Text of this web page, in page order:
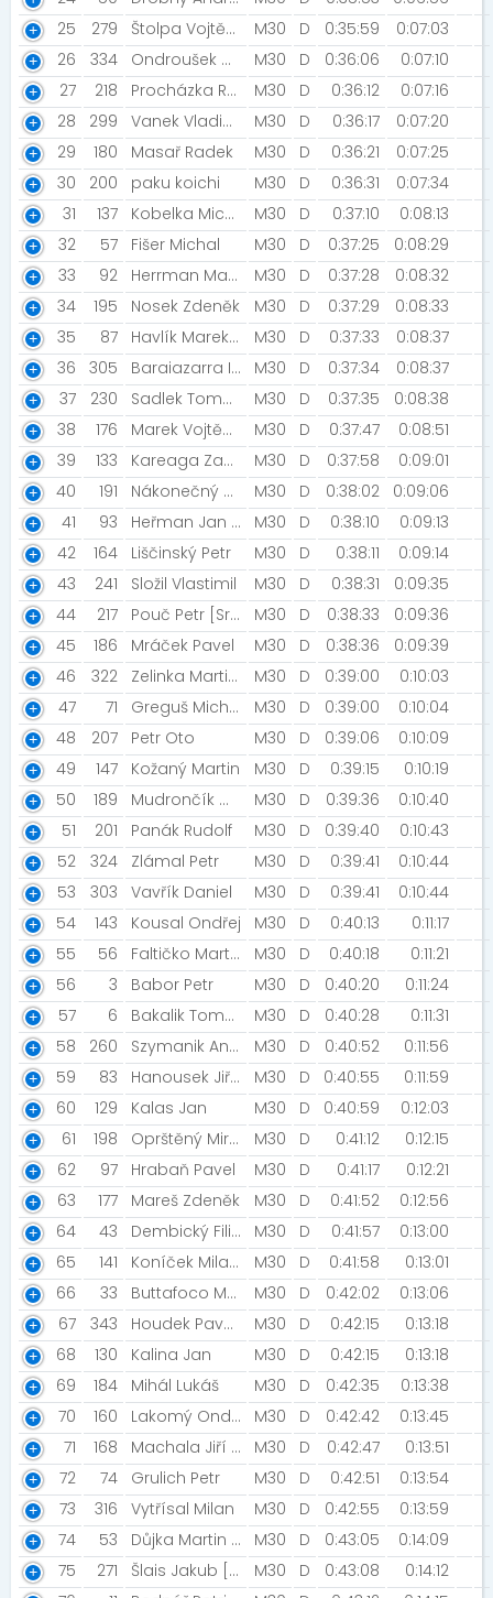
25
279 Štolpa Vojtěch [SRTG Olomouc] M30 D 0:35:59
0:07:03
26
334 Ondroušek Martin [Predator Workout Brno] M30 D 0:36:06
0:07:10
27
218 Procházka Roman M30 D 0:36:12
0:07:16
28
299 Vanek Vladimir [NN2019] M30 D 0:36:17
0:07:20
29
180 Masař Radek M30 D 0:36:21
0:07:25
30
200 paku koichi M30 D 0:36:31
0:07:34
31
137 Kobelka Michal [Linhartice] M30 D 0:37:10
0:08:13
32
57 Fišer Michal M30 D 0:37:25
0:08:29
33
92 Herrman Marek [Praha] M30 D 0:37:28
0:08:32
34
195 Nosek Zdeněk M30 D 0:37:29
0:08:33
35
87 Havlík Marek Rudolf M30 D 0:37:33
0:08:37
36
305 Baraiazarra Ioritz [Maier Tunning Team] M30 D 0:37:34
0:08:37
37
230 Sadlek Tomáš [ICIK Team] M30 D 0:37:35
0:08:38
38
176 Marek Vojtěch [SK Svěrák] M30 D 0:37:47
0:08:51
39
133 Kareaga Zabala Unai M30 D 0:37:58
0:09:01
40
191 Nákonečný David [OCR Runners Šumperk] M30 D 0:38:02
0:09:06
41
93 Heřman Jan [Heřmíci] M30 D 0:38:10
0:09:13
42
164 Liščinský Petr M30 D 0:38:11
0:09:14
43
241 Složil Vlastimil M30 D 0:38:31
0:09:35
44
217 Pouč Petr [Srtg Litovel] M30 D 0:38:33
0:09:36
45
186 Mráček Pavel M30 D 0:38:36
0:09:39
46
322 Zelinka Martin [EXTRA Brno] M30 D 0:39:00
0:10:03
47
71 Greguš Michal [STG Vyškov] M30 D 0:39:00
0:10:04
48
207 Petr Oto M30 D 0:39:06
0:10:09
49
147 Kožaný Martin M30 D 0:39:15
0:10:19
50
189 Mudrončík Michal [Mattoni FreeRun Olomouc] M30 D 0:39:36
0:10:40
51
201 Panák Rudolf M30 D 0:39:40
0:10:43
52
324 Zlámal Petr M30 D 0:39:41
0:10:44
53
303 Vavřík Daniel M30 D 0:39:41
0:10:44
54
143 Kousal Ondřej M30 D 0:40:13
0:11:17
55
56 Faltičko Martin M30 D 0:40:18
0:11:21
56
3 Babor Petr M30 D 0:40:20
0:11:24
57
6 Bakalik Tomas [Baky Training] M30 D 0:40:28
0:11:31
58
260 Szymanik Andrzej [Trpaslíci] M30 D 0:40:52
0:11:56
59
83 Hanousek Jiří [Road racing Podorlicko] M30 D 0:40:55
0:11:59
60
129 Kalas Jan M30 D 0:40:59
0:12:03
61
198 Oprštěný Miroslav M30 D 0:41:12
0:12:15
62
97 Hrabaň Pavel M30 D 0:41:17
0:12:21
63
177 Mareš Zdeněk M30 D 0:41:52
0:12:56
64
43 Dembický Filip M30 D 0:41:57
0:13:00
65
141 Koníček Milan [ArmyPol] M30 D 0:41:58
0:13:01
66
33 Buttafoco Marco M30 D 0:42:02
0:13:06
67
343 Houdek Pavel [Predator Workout Ústí nad Labem] M30 D 0:42:15
0:13:18
68
130 Kalina Jan M30 D 0:42:15
0:13:18
69
184 Mihál Lukáš M30 D 0:42:35
0:13:38
70
160 Lakomý Ondřej M30 D 0:42:42
0:13:45
71
168 Machala Jiří [Mattoni FreeRun] M30 D 0:42:47
0:13:51
72
74 Grulich Petr M30 D 0:42:51
0:13:54
73
316 Vytřísal Milan M30 D 0:42:55
0:13:59
74
53 Důjka Martin [STG Kroměříž] M30 D 0:43:05
0:14:09
75
271 Šlais Jakub [Běžci Chomutov] M30 D 0:43:08
0:14:12